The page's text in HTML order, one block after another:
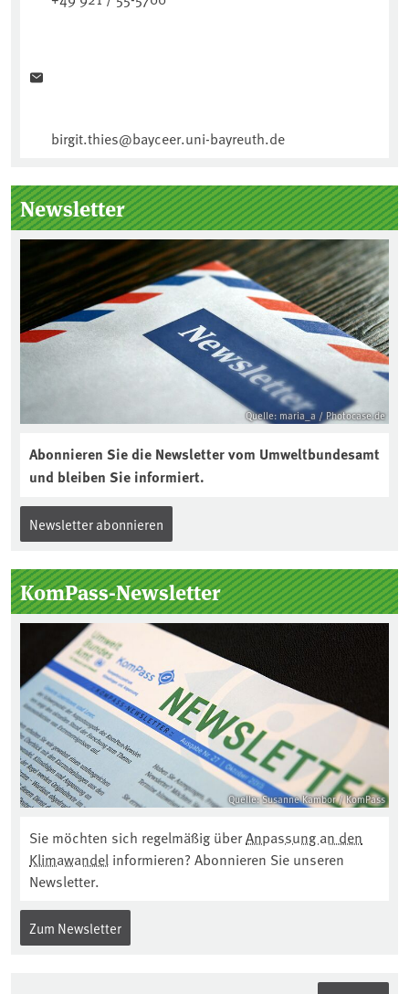
birgit.thies@bayceer.uni-bayreuth.de
Newsletter
Quelle: maria_a / Photocase.de
Abonnieren Sie die Newsletter vom Umweltbundesamt
und bleiben Sie informiert.
Newsletter abonnieren
KomPass-Newsletter
Quelle: Susanne Kambor / KomPass
Sie möchten sich regelmäßig überAnpassung an den
Klimawandel informieren? Abonnieren Sie unseren
Newsletter.
Zum Newsletter